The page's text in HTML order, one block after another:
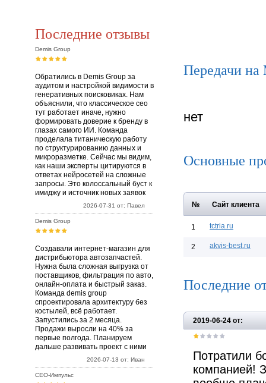
Последние отзывы
Demis Group
Обратились в Demis Group за
аудитом и настройкой видимости в
генеративных поисковиках. Нам
объяснили, что классическое сео
тут работает иначе, нужно
формировать доверие к бренду в
глазах самого ИИ. Команда
проделала титаническую работу
по структурированию данных и
микроразметке. Сейчас мы видим,
как наши эксперты цитируются в
ответах нейросетей на сложные
запросы. Это колоссальный буст к
имиджу и источник новых заявок
2026-07-31 от: Павел
Demis Group
Создавали интернет-магазин для
дистрибьютора автозапчастей.
Нужна была сложная выгрузка от
поставщиков, фильтрация по авто,
онлайн-оплата и быстрый заказ.
Команда demis group
спроектировала архитектуру без
костылей, всё работает.
Запустились за 2 месяца.
Продажи выросли на 40% за
первые полгода. Планируем
дальше развивать проект с ними
2026-07-13 от: Иван
СЕО-Импульс
Передачи на
нет
Основные
№ Сайт клиента
1 tctria.ru
2 akvis-best.ru
Последние
2019-06-24 от:
Потратили
компанией!